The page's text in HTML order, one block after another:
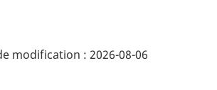
modification : 2026-08-06